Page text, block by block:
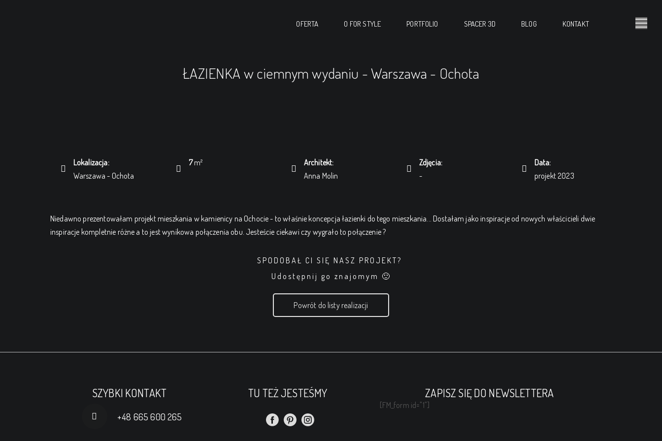
OFERTA O FOR STYLE PORTFOLIO SPACER 3D BLOG KONTAKT
ŁAZIENKA w ciemnym wydaniu - Warszawa - Ochota
Lokalizacja:
Warszawa - Ochota
7m²
Architekt:
Anna Molin
Zdjęcia:
-
Data:
projekt 2023
Niedawno prezentowałam projekt mieszkania w kamienicy na Ochocie - to właśnie koncepcja łazienki do tego mieszkania... Dostałam jako inspiracje od nowych właścicieli dwie
inspiracje kompletnie różne a to jest wynikowa połączenia obu. Jesteście ciekawi czy wygrało to połączenie ?
SPODOBAŁ CI SIĘ NASZ PROJEKT?
Udostępnij go znajomym 🙂
Powrót do listy realizacji
SZYBKI KONTAKT
+48 665 600 265
TU TEŻ JESTEŚMY ZAPISZ SIĘ DO NEWSLETTERA
[FM_form id="1"]